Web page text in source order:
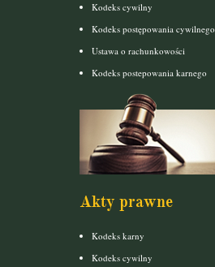
Kodeks cywilny
Kodeks postępowania cywilnego
Ustawa o rachunkowości
Kodeks postepowania karnego
Akty prawne
Kodeks karny
Kodeks cywilny